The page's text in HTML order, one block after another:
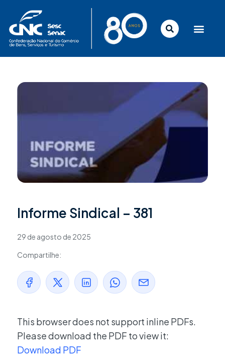
conteúdo
Informe Sindical – 381
29 de agosto de 2025
Compartilhe:
This browser does not support inline PDFs.
Please download the PDF to view it:
Download PDF